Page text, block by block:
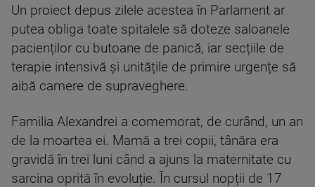
Un proiect depus zilele acestea în Parlament ar
putea obliga toate spitalele să doteze saloanele
pacienților cu butoane de panică, iar secțiile de
terapie intensivă și unitățile de primire urgențe să
aibă camere de supraveghere.
Familia Alexandrei a comemorat, de curând, un an
de la moartea ei. Mamă a trei copii, tânăra era
gravidă în trei luni când a ajuns la maternitate cu
sarcina oprită în evoluție. În cursul nopții de 17